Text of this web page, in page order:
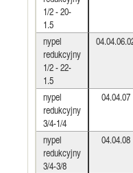
1/2 - 20-
1.5
nypel
redukcyjny
1/2 - 22-
1.5
nypel
redukcyjny
3/4-1/4
04.04.07
nypel
redukcyjny
3/4-3/8
04.04.08